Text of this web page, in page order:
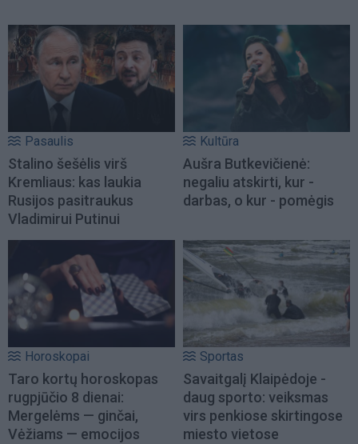
Pasaulis
Stalino šešėlis virš
Kremliaus: kas laukia
Rusijos pasitraukus
Vladimirui Putinui
Kultūra
Aušra Butkevičienė:
negaliu atskirti, kur -
darbas, o kur - pomėgis
Horoskopai
Taro kortų horoskopas
rugpjūčio 8 dienai:
Mergelėms — ginčai,
Vėžiams — emocijos
Sportas
Savaitgalį Klaipėdoje -
daug sporto: veiksmas
virs penkiose skirtingose
miesto vietose